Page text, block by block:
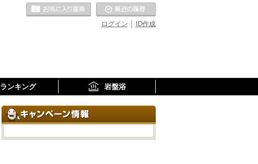
ID作成
ログイン
お気に入りの温泉
ランキング 岩盤浴